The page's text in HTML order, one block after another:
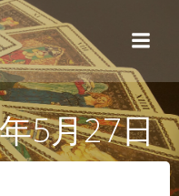
5月27日